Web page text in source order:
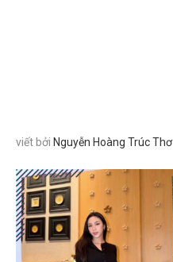
viết bởi Nguyễn Hoàng Trúc Thơ